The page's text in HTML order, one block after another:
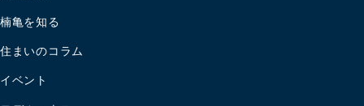
楠亀を知る
住まいのコラム
イベント